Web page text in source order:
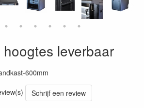
leverbaar
600mm
Schrijf een review